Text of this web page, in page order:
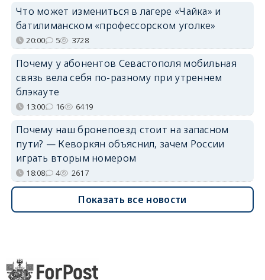
Что может измениться в лагере «Чайка» и
батилиманском «профессорском уголке»
20:00 5 3728
Почему у абонентов Севастополя мобильная
связь вела себя по-разному при утреннем
блэкауте
13:00 16 6419
Почему наш бронепоезд стоит на запасном
пути? — Кеворкян объяснил, зачем России
играть вторым номером
18:08 4 2617
Показать все новости